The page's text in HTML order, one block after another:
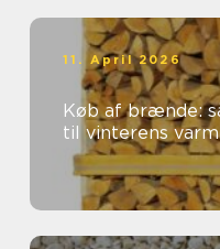
11. April 2026
Køb af brænde:
til vinterens